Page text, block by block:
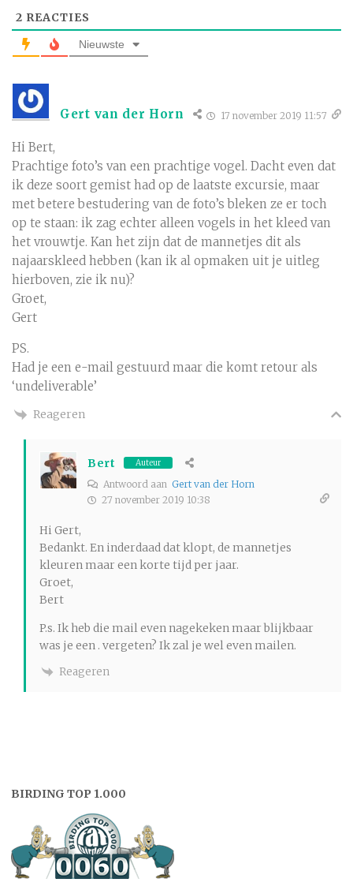
2 REACTIES
Nieuwste
Gert van der Horn 17 november 2019 11:57
Hi Bert,
Prachtige foto’s van een prachtige vogel. Dacht even dat
ik deze soort gemist had op de laatste excursie, maar
met betere bestudering van de foto’s bleken ze er toch
op te staan: ik zag echter alleen vogels in het kleed van
het vrouwtje. Kan het zijn dat de mannetjes dit als
najaarskleed hebben (kan ik al opmaken uit je uitleg
hierboven, zie ik nu)?
Groet,
Gert
PS.
Had je een e-mail gestuurd maar die komt retour als
‘undeliverable’
Reageren
Bert Auteur
Antwoord aan Gert van der Horn
27 november 2019 10:38
Hi Gert,
Bedankt. En inderdaad dat klopt, de mannetjes
kleuren maar een korte tijd per jaar.
Groet,
Bert
P.s. Ik heb die mail even nagekeken maar blijkbaar
was je een . vergeten? Ik zal je wel even mailen.
Reageren
BIRDING TOP 1.000